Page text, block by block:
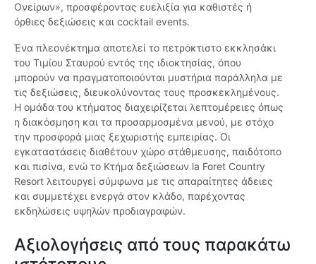
Ονείρων», προσφέροντας ευελιξία για καθιστές ή
όρθιες δεξιώσεις και cocktail events.
Ένα πλεονέκτημα αποτελεί το πετρόκτιστο εκκλησάκι
του Τιμίου Σταυρού εντός της ιδιοκτησίας, όπου
μπορούν να πραγματοποιούνται μυστήρια παράλληλα με
τις δεξιώσεις, διευκολύνοντας τους προσκεκλημένους.
Η ομάδα του κτήματος διαχειρίζεται λεπτομέρειες όπως
η διακόσμηση και τα προσαρμοσμένα μενού, με στόχο
την προσφορά μιας ξεχωριστής εμπειρίας. Οι
εγκαταστάσεις διαθέτουν χώρο στάθμευσης, παιδότοπο
και πισίνα, ενώ το Κτήμα δεξιώσεων la Foret Country
Resort λειτουργεί σύμφωνα με τις απαραίτητες άδειες
και συμμετέχει ενεργά στον κλάδο, παρέχοντας
εκδηλώσεις υψηλών προδιαγραφών.
Αξιολογήσεις από τους παρακάτω